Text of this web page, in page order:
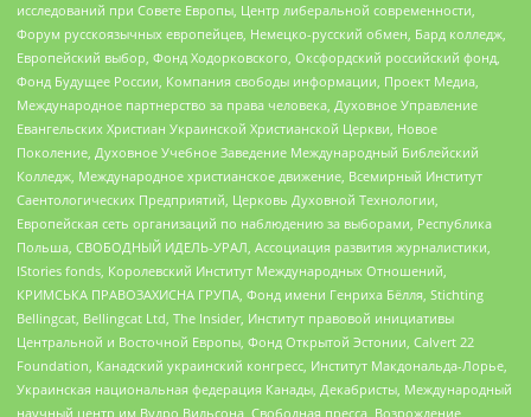
исследований при Совете Европы, Центр либеральной современности,
Форум русскоязычных европейцев, Немецко-русский обмен, Бард колледж,
Европейский выбор, Фонд Ходорковского, Оксфордский российский фонд,
Фонд Будущее России, Компания свободы информации, Проект Медиа,
Международное партнерство за права человека, Духовное Управление
Евангельских Христиан Украинской Христианской Церкви, Новое
Поколение, Духовное Учебное Заведение Международный Библейский
Колледж, Международное христианское движение, Всемирный Институт
Саентологических Предприятий, Церковь Духовной Технологии,
Европейская сеть организаций по наблюдению за выборами, Республика
Польша, СВОБОДНЫЙ ИДЕЛЬ-УРАЛ, Ассоциация развития журналистики,
IStories fonds, Королевский Институт Международных Отношений,
КРИМСЬКА ПРАВОЗАХИСНА ГРУПА, Фонд имени Генриха Бёлля, Stichting
Bellingcat, Bellingcat Ltd, The Insider, Институт правовой инициативы
Центральной и Восточной Европы, Фонд Открытой Эстонии, Calvert 22
Foundation, Канадский украинский конгресс, Институт Макдональда-Лорье,
Украинская национальная федерация Канады, Декабристы, Международный
научный центр им Вудро Вильсона, Свободная пресса, Возрождение,